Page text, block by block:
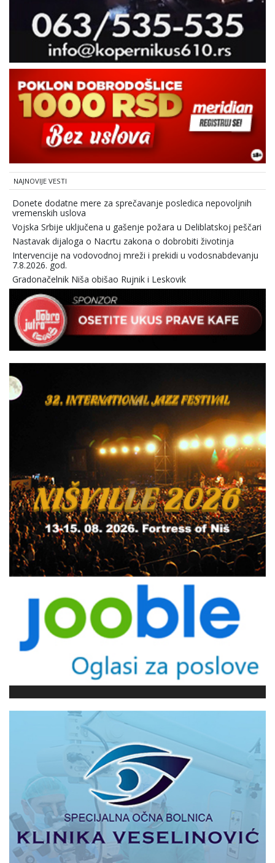
NAJNOVIJE VESTI
Donete dodatne mere za sprečavanje posledica nepovoljnih
vremenskih uslova
Vojska Srbije uključena u gašenje požara u Deliblatskoj peščari
Nastavak dijaloga o Nacrtu zakona o dobrobiti životinja
Intervencije na vodovodnoj mreži i prekidi u vodosnabdevanju
7.8.2026. god.
Gradonačelnik Niša obišao Rujnik i Leskovik